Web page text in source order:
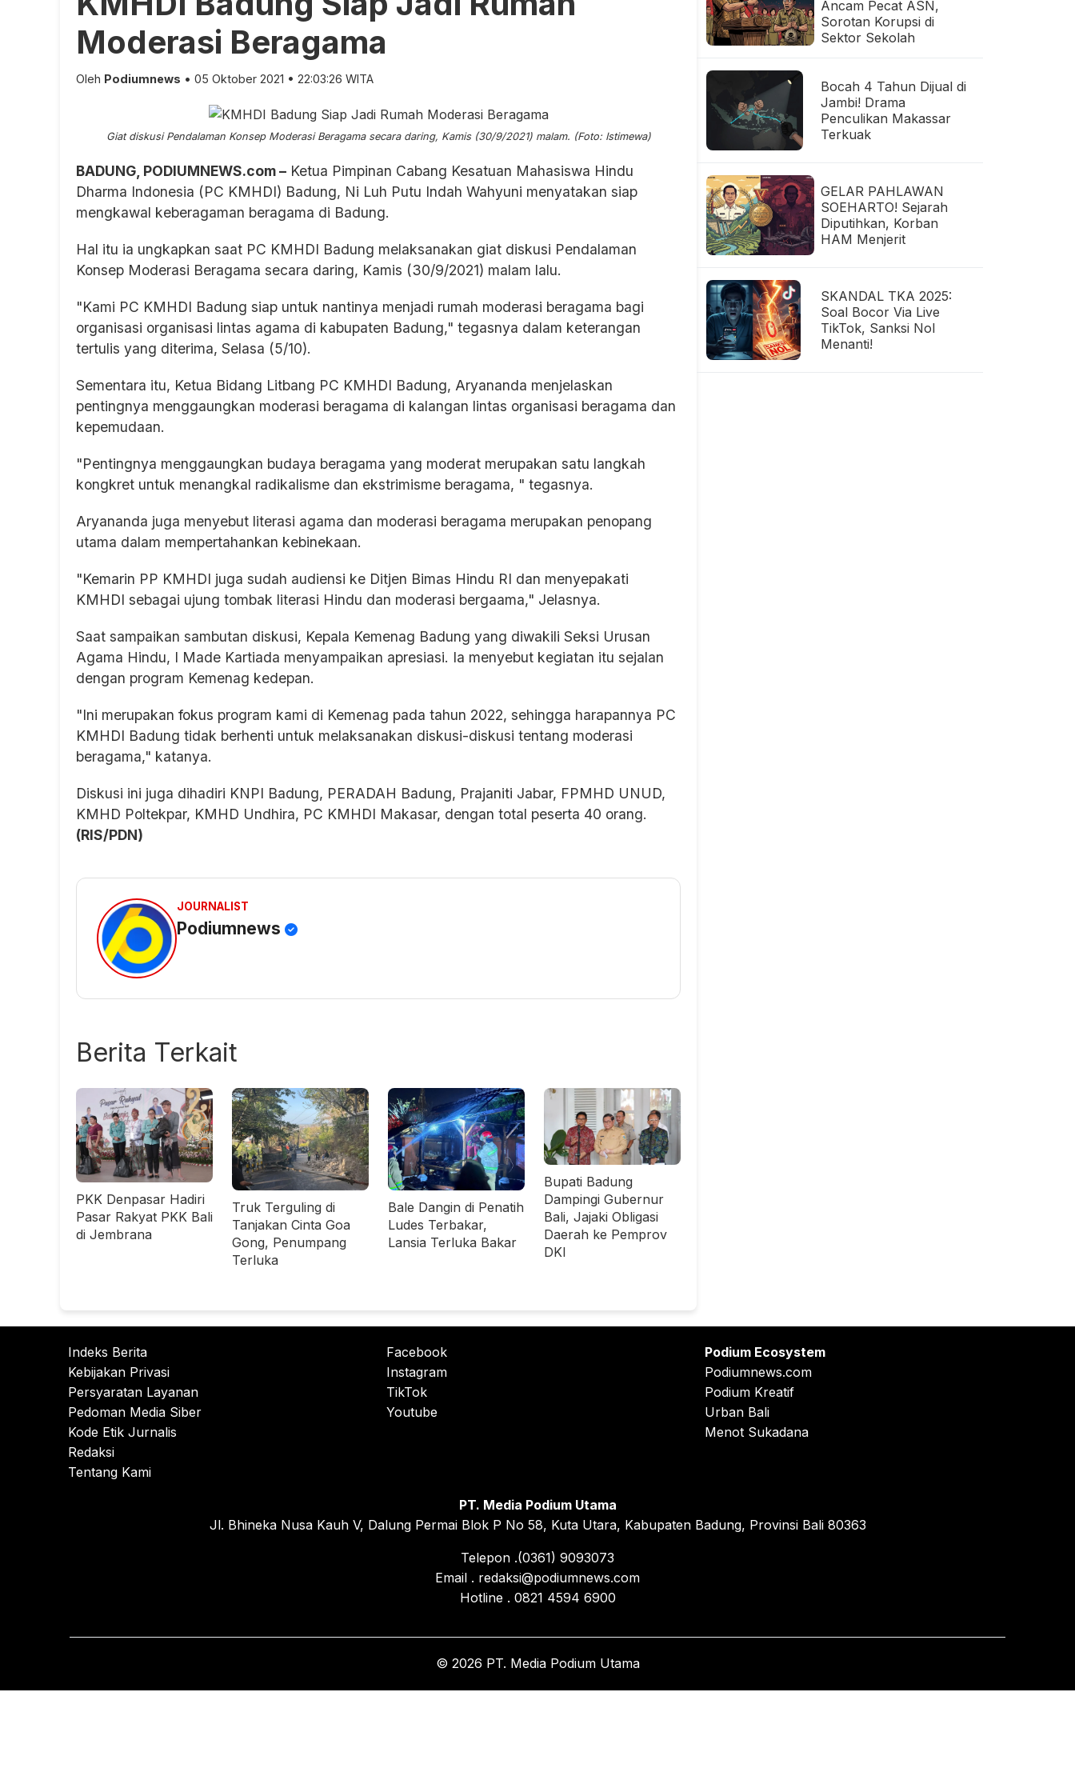
Moderasi Beragama
Oleh Podiumnews • 05 Oktober 2021 • 22:03:26 WITA
Giat diskusi Pendalaman Konsep Moderasi Beragama secara daring, Kamis (30/9/2021) malam. (Foto: Istimewa)
BADUNG, PODIUMNEWS.com – Ketua Pimpinan Cabang Kesatuan Mahasiswa Hindu
Dharma Indonesia (PC KMHDI) Badung, Ni Luh Putu Indah Wahyuni menyatakan siap
mengkawal keberagaman beragama di Badung.
Hal itu ia ungkapkan saat PC KMHDI Badung melaksanakan giat diskusi Pendalaman
Konsep Moderasi Beragama secara daring, Kamis (30/9/2021) malam lalu.
"Kami PC KMHDI Badung siap untuk nantinya menjadi rumah moderasi beragama bagi
organisasi organisasi lintas agama di kabupaten Badung," tegasnya dalam keterangan
tertulis yang diterima, Selasa (5/10).
Sementara itu, Ketua Bidang Litbang PC KMHDI Badung, Aryananda menjelaskan
pentingnya menggaungkan moderasi beragama di kalangan lintas organisasi beragama dan
kepemudaan.
"Pentingnya menggaungkan budaya beragama yang moderat merupakan satu langkah
kongkret untuk menangkal radikalisme dan ekstrimisme beragama, " tegasnya.
Aryananda juga menyebut literasi agama dan moderasi beragama merupakan penopang
utama dalam mempertahankan kebinekaan.
"Kemarin PP KMHDI juga sudah audiensi ke Ditjen Bimas Hindu RI dan menyepakati
KMHDI sebagai ujung tombak literasi Hindu dan moderasi bergaama," Jelasnya.
Saat sampaikan sambutan diskusi, Kepala Kemenag Badung yang diwakili Seksi Urusan
Agama Hindu, I Made Kartiada menyampaikan apresiasi. Ia menyebut kegiatan itu sejalan
dengan program Kemenag kedepan.
"Ini merupakan fokus program kami di Kemenag pada tahun 2022, sehingga harapannya PC
KMHDI Badung tidak berhenti untuk melaksanakan diskusi-diskusi tentang moderasi
beragama," katanya.
Diskusi ini juga dihadiri KNPI Badung, PERADAH Badung, Prajaniti Jabar, FPMHD UNUD,
KMHD Poltekpar, KMHD Undhira, PC KMHDI Makasar, dengan total peserta 40 orang.
(RIS/PDN)
JOURNALIST
Podiumnews
Berita Terkait
PKK Denpasar Hadiri
Pasar Rakyat PKK Bali
di Jembrana
Truk Terguling di
Tanjakan Cinta Goa
Gong, Penumpang
Terluka
Bale Dangin di Penatih
Ludes Terbakar,
Lansia Terluka Bakar
Bupati Badung
Dampingi Gubernur
Bali, Jajaki Obligasi
Daerah ke Pemprov
DKI
Ancam Pecat ASN,
Sorotan Korupsi di
Sektor Sekolah
Bocah 4 Tahun Dijual di
Jambi! Drama
Penculikan Makassar
Terkuak
GELAR PAHLAWAN
SOEHARTO! Sejarah
Diputihkan, Korban
HAM Menjerit
SKANDAL TKA 2025:
Soal Bocor Via Live
TikTok, Sanksi Nol
Menanti!
Indeks Berita
Kebijakan Privasi
Persyaratan Layanan
Pedoman Media Siber
Kode Etik Jurnalis
Redaksi
Tentang Kami
Facebook
Instagram
TikTok
Youtube
Podium Ecosystem
Podiumnews.com
Podium Kreatif
Urban Bali
Menot Sukadana
PT. Media Podium Utama
Jl. Bhineka Nusa Kauh V, Dalung Permai Blok P No 58, Kuta Utara, Kabupaten Badung, Provinsi Bali 80363
Telepon .(0361) 9093073
Email . redaksi@podiumnews.com
Hotline . 0821 4594 6900
© 2026 PT. Media Podium Utama